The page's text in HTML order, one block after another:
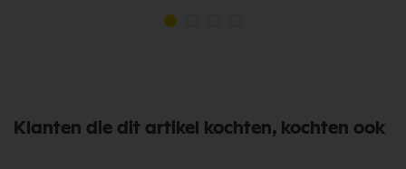
Klanten die dit artikel kochten, kochten ook